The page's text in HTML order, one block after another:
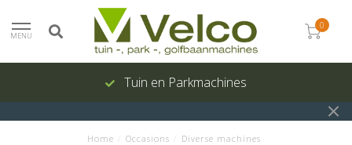
MENU
0
Tuin en Parkmachines
Home Occasions Diverse machines